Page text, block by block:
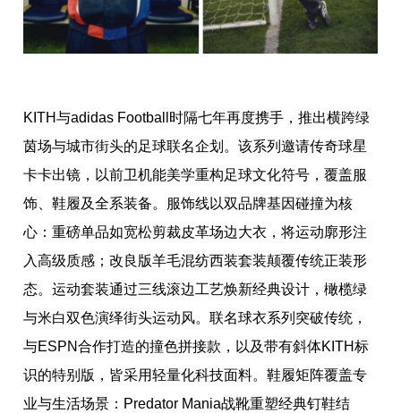
KITH与adidas Football时隔七年再度携手，推出横跨绿
茵场与城市街头的足球联名企划。该系列邀请传奇球星
卡卡出镜，以前卫机能美学重构足球文化符号，覆盖服
饰、鞋履及全系装备。服饰线以双品牌基因碰撞为核
心：重磅单品如宽松剪裁皮革场边大衣，将运动廓形注
入高级质感；改良版羊毛混纺西装套装颠覆传统正装形
态。运动套装通过三线滚边工艺焕新经典设计，橄榄绿
与米白双色演绎街头运动风。联名球衣系列突破传统，
与ESPN合作打造的撞色拼接款，以及带有斜体KITH标
识的特别版，皆采用轻量化科技面料。鞋履矩阵覆盖专
业与生活场景：Predator Mania战靴重塑经典钉鞋结